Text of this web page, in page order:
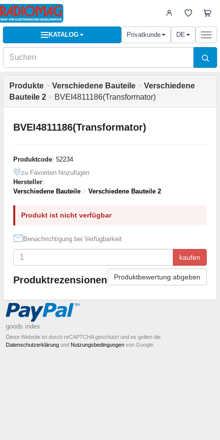
KATALOG Privatkunde DE
Produkte > Verschiedene Bauteile > Verschiedene
Bauteile 2 > BVEI4811186(Transformator)
BVEI4811186(Transformator)
Produktcode: 52234
zu Favoriten hinzufügen
Hersteller:
Verschiedene Bauteile > Verschiedene Bauteile 2
Produkt ist nicht verfügbar
Benachrichtigung bei Verfügbarkeit
kaufen
Produktrezensionen Produktbewertung abgeben
goods index
Diese Website ist durch reCAPTCHA geschützt und es gelten die
Datenschutzerklärung und Nutzungsbedingungen von Google.